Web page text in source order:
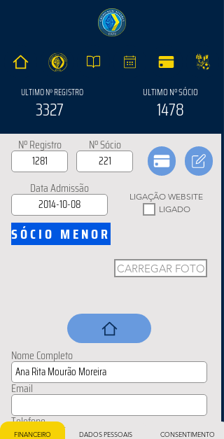
ULTIMO Nº REGISTRO
3327
ULTIMO Nº SÓCIO
1478
Nº Registro Nº Sócio
Data Admissão
LIGAÇÃO WEBSITE
LIGADO
SÓCIO MENOR
CARREGAR FOTO
Nome Completo
Email
Telefone
FINANCEIRO DADOS PESSOAIS CONSENTIMENTO